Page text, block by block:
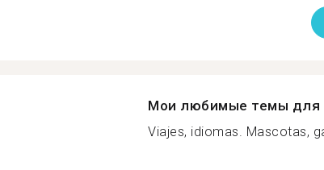
Мои любимые темы для
Viajes, idiomas. Mascotas,